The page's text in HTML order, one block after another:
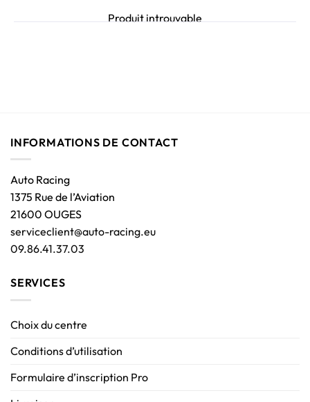
Produit introuvable
INFORMATIONS DE CONTACT
Auto Racing
1375 Rue de l’Aviation
21600 OUGES
serviceclient@auto-racing.eu
09.86.41.37.03
SERVICES
Choix du centre
Conditions d’utilisation
Formulaire d’inscription Pro